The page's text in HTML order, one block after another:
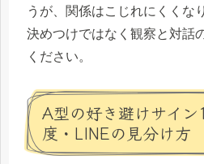
うが、関係はこじれにくくな
決めつけではなく観察と対話
ください。
A型の好き避けサイ
度・LINEの見分け方